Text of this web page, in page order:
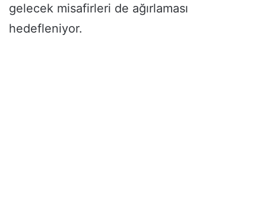
gelecek misafirleri de ağırlaması
hedefleniyor.